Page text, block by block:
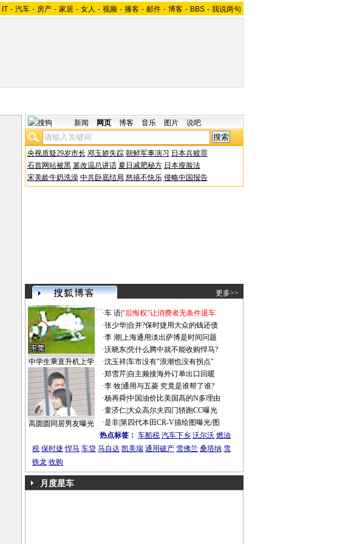
IT - 汽车 - 房产 - 家居 - 女人 - 视频 - 播客 - 邮件 - 博客 - BBS - 我说两句
新闻 网页 博客 音乐 图片 说吧
央视质疑29岁市长 邓玉娇失踪 朝鲜军事演习 日本兵赎罪
石首网站被黑 篡改温总讲话 夏日减肥秘方 日本瘦脸法
宋美龄牛奶洗澡 中共卧底结局 慈禧不快乐 侵略中国报告
更多>>
中学生乘直升机上学
高圆圆同居男友曝光
·车 语|"后悔权"让消费者无条件退车
·张少华|合并?保时捷用大众的钱还债
·李 潮 上海通用淡出萨博是时间问题
·沃晓东|凭什么腾中就不能收购悍马?
·沈玉祥|车市没有"浪潮也没有拐点"
·郑雪芹| 自主频接海外订单出口回暖
·李 牧|通用与五菱 究竟是谁帮了谁?
·杨再舜|中国油价比美国高的N多理由
·童济仁|大众高尔夫四门轿跑CC曝光
·是非|第四代本田CR-V描绘图曝光/图
热点标签： 车船税 汽车下乡 沃尔沃 燃油
税 保时捷 悍马 车贷 马自达 凯美瑞 通用破产 雪佛兰 桑塔纳 雪
铁龙 收购
月度星车